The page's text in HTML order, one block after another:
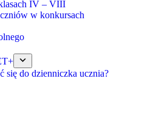
IV – VIII
w konkursach
się do dzienniczka ucznia?